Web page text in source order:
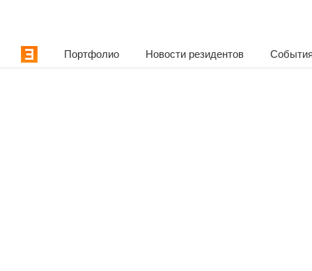
Портфолио Новости резидентов